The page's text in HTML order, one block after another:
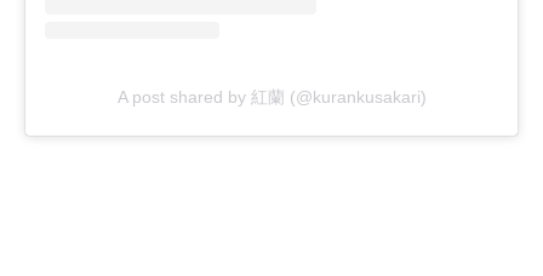
A post shared by 紅蘭 (@kurankusakari)